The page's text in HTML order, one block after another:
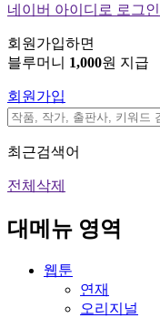
네이버 아이디로 로그인
회원가입하면
블루머니 1,000원 지급
회원가입
최근검색어
전체삭제
대메뉴 영역
웹툰
연재
오리지널